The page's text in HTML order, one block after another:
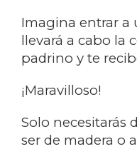
Imagina entrar a
llevará a cabo la
padrino y te
¡Maravilloso!
Solo necesitarás
ser de madera o